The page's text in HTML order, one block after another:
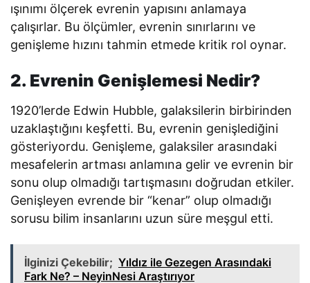
ışınımı ölçerek evrenin yapısını anlamaya
çalışırlar. Bu ölçümler, evrenin sınırlarını ve
genişleme hızını tahmin etmede kritik rol oynar.
2. Evrenin Genişlemesi Nedir?
1920’lerde Edwin Hubble, galaksilerin birbirinden
uzaklaştığını keşfetti. Bu, evrenin genişlediğini
gösteriyordu. Genişleme, galaksiler arasındaki
mesafelerin artması anlamına gelir ve evrenin bir
sonu olup olmadığı tartışmasını doğrudan etkiler.
Genişleyen evrende bir “kenar” olup olmadığı
sorusu bilim insanlarını uzun süre meşgul etti.
İlginizi Çekebilir; Yıldız ile Gezegen Arasındaki
Fark Ne? – NeyinNesi Araştırıyor